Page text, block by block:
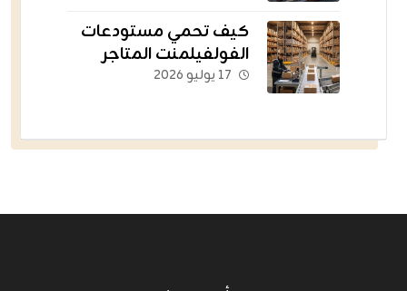
كيف تحمي مستودعات
الفولفيلمنت المتاجر
الناشئة من التعثر؟
١٧ يوليو ٢٠٢٦